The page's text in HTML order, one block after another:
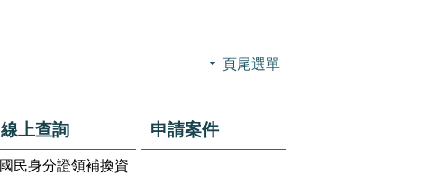
頁尾選單
線上查詢
國民身分證領補換資
申請案件